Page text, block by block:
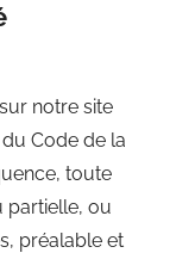
notre site
Code de la
toute
partielle, ou
préalable et